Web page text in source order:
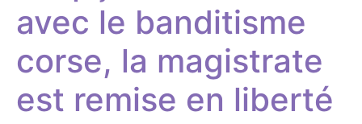
avec le banditisme
corse, la magistrate
est remise en liberté